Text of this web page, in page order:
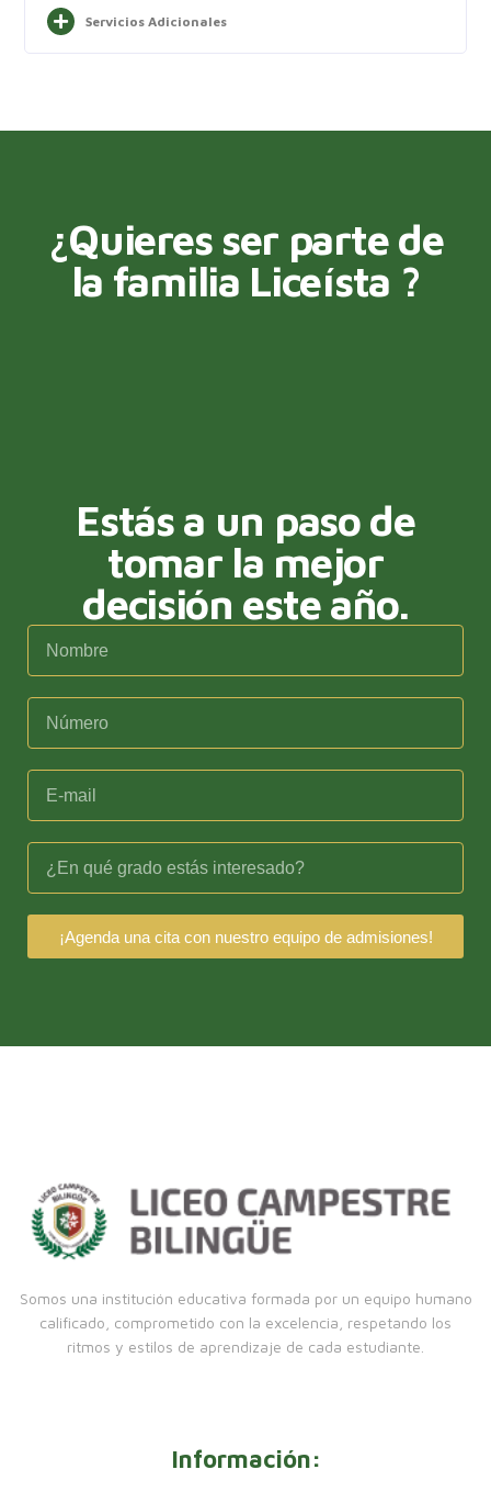
Servicios Adicionales
¿Quieres ser parte de
la familia Liceísta ?
Estás a un paso de
tomar la mejor
decisión este año.
¡Agenda una cita con nuestro equipo de admisiones!
Somos una institución educativa formada por un equipo humano
calificado, comprometido con la excelencia, respetando los
ritmos y estilos de aprendizaje de cada estudiante.
Información: